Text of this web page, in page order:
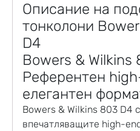
Описание на
тонколони
D4
Bowers & Wilkins
Референтен
елегантен
Bowers & Wilkins 803 D4
впечатляващите high-